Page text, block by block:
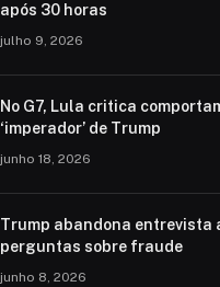
após 30 horas
julho 9, 2026
No G7, Lula critica
‘imperador’ de Trump
junho 18, 2026
Trump abandona entrevista
perguntas sobre fraude
junho 8, 2026